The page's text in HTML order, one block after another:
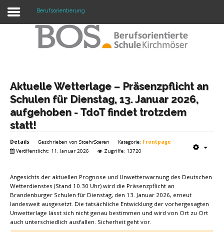
Warning: "continue" targeting switch is equivalent
Home
Profil
Unsere Schule
Unterricht
Mitwirkung
Kontakt
Berufsorientierung
Aktuelle Wetterlage – Präsenzpflicht an
Schulen für Dienstag, 13. Januar 2026,
aufgehoben - TdoT findet trotzdem
statt!
Details Geschrieben von StoehrSoeren Kategorie: Frontpage
Veröffentlicht: 11. Januar 2026
Zugriffe: 13720
Angesichts der aktuellen Prognose und Unwetterwarnung des Deutschen
Wetterdienstes (Stand 10.30 Uhr) wird die Präsenzpflicht an
Brandenburger Schulen für Dienstag, den 13. Januar 2026, erneut
landesweit ausgesetzt. Die tatsächliche Entwicklung der vorhergesagten
Unwetterlage lässt sich nicht genau bestimmen und wird von Ort zu Ort
auch unterschiedlich ausfallen. Sicherheit geht vor.